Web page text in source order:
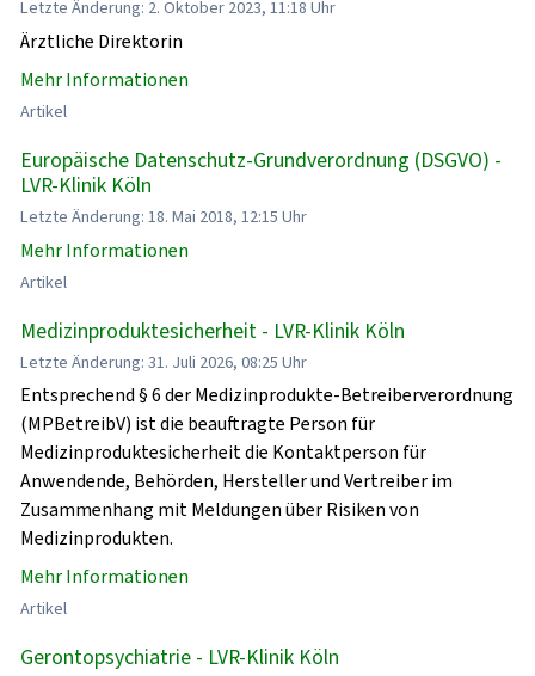
Letzte Änderung: 2. Oktober 2023, 11:18 Uhr
Ärztliche Direktorin
Mehr Informationen
Artikel
Europäische Datenschutz-Grundverordnung (DSGVO) -
LVR-Klinik Köln
Letzte Änderung: 18. Mai 2018, 12:15 Uhr
Mehr Informationen
Artikel
Medizinproduktesicherheit - LVR-Klinik Köln
Letzte Änderung: 31. Juli 2026, 08:25 Uhr
Entsprechend § 6 der Medizinprodukte-Betreiberverordnung
(MPBetreibV) ist die beauftragte Person für
Medizinproduktesicherheit die Kontaktperson für
Anwendende, Behörden, Hersteller und Vertreiber im
Zusammenhang mit Meldungen über Risiken von
Medizinprodukten.
Mehr Informationen
Artikel
Gerontopsychiatrie - LVR-Klinik Köln